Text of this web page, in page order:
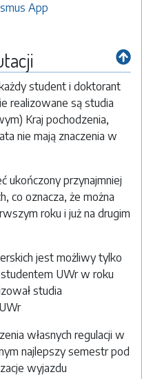
App
student i doktorant
realizowane są studia
Kraj pochodzenia,
nie mają znaczenia w
ukończony przynajmniej
co oznacza, że można
roku i już na drugim
jest możliwy tylko
UWr w roku
studia
własnych regulacji w
najlepszy semestr pod
wyjazdu